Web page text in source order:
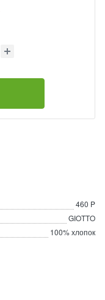
460 P
GIOTTO
100% хлопок